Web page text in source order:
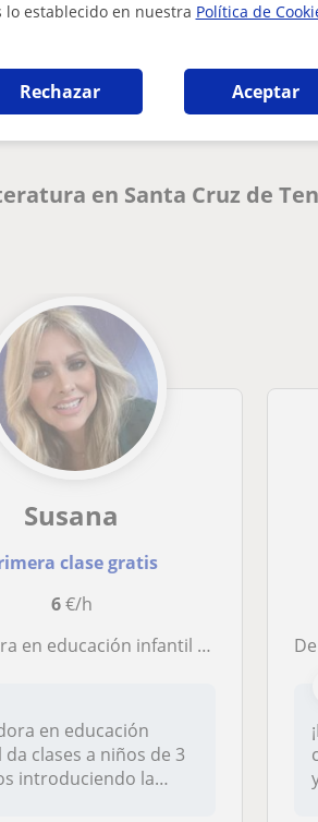
lo establecido en nuestra Política de
Rechazar Aceptar
en este perfil?
en Santa Cruz de
Susana
clase gratis
6€/h
la metodología Montessori que ofrece gran cantidad de materiales con la finalidad de que el niño aprenda los diferentes temas con materiales y ejemplos concretos (matemática, le
en educación
clases a niños de 3
introduciendo la